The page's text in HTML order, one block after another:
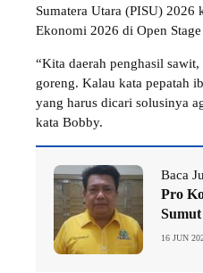
Sumatera Utara (PISU) 2026
Ekonomi 2026 di Open
“Kita daerah penghasil
goreng. Kalau kata pepatah
yang harus dicari solusinya
kata Bobby.
Baca
Pro
Sumut
16 JUN